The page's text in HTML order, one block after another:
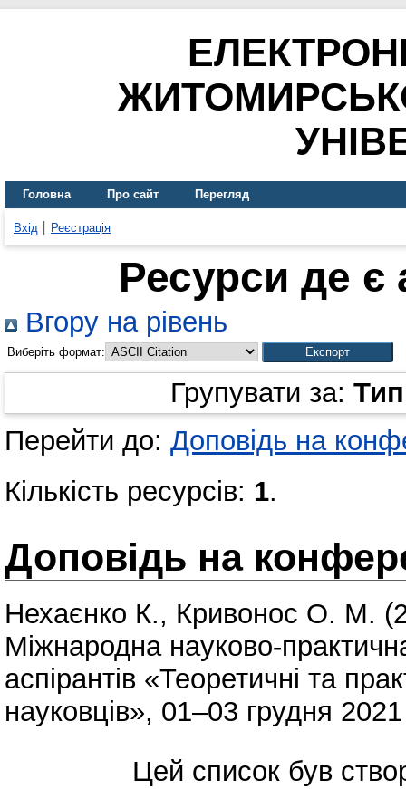
Головна Про сайт Перегляд
Вхід Реєстрація
Ресурси де є
Вгору на рівень
Виберіть формат:
Групувати за:
Перейти до: Доповідь на
Кількість ресурсів: 1.
Доповідь на
Нехаєнко К., Кривонос О. М.
Міжнародна науково-
аспірантів «Теоретичні та
науковців», 01–03 грудня
Цей список був